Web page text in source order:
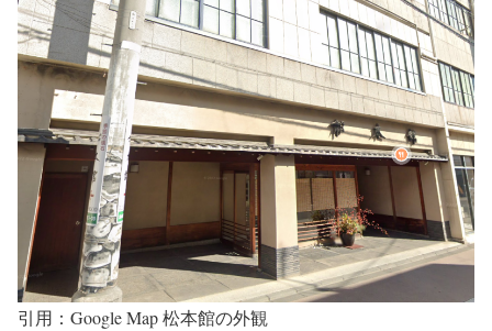
引用：Google Map 松本館の外観